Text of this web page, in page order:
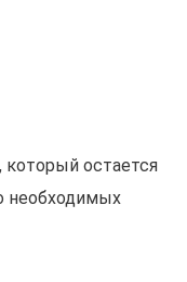
который остается
необходимых